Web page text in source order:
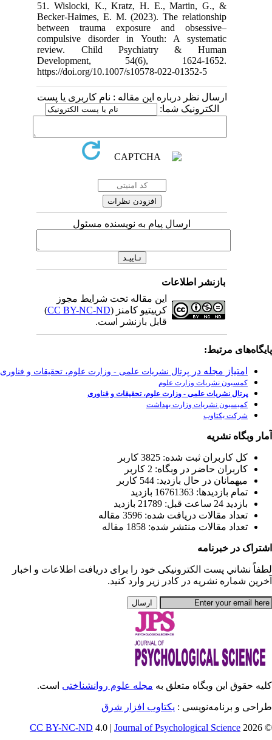
51. Wislocki,
Becker-
between
compulsive
review.
کاربری یا پست
CC BY-NC-
)
علوم، تحقیقات و فناوری
اطلاعات و اخبار
است.
CC BY-NC-ND